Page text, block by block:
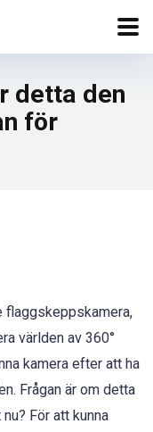
detta den
för
flaggskeppskamera,
världen av 360°
kamera efter att ha
Frågan är om detta
För att kunna